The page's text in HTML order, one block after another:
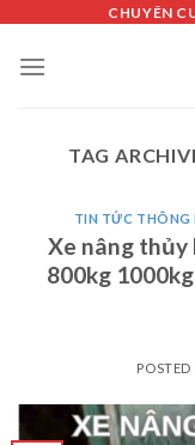
content
CHUYÊN
TAG
TIN TỨC THÔNG
Xe nâng thủy
800kg
POSTED